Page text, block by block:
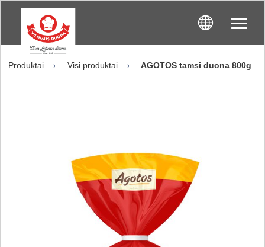
Produktai Visi produktai AGOTOS tamsi duona 800g